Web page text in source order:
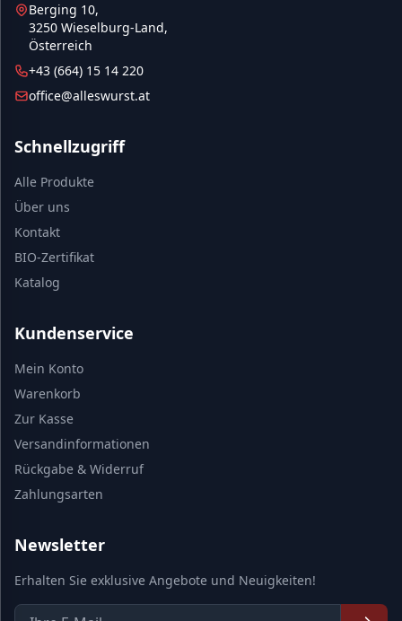
Berging 10,
3250 Wieselburg-Land,
Österreich
+43 (664) 15 14 220
office@alleswurst.at
Schnellzugriff
Alle Produkte
Über uns
Kontakt
BIO-Zertifikat
Katalog
Kundenservice
Mein Konto
Warenkorb
Zur Kasse
Versandinformationen
Rückgabe & Widerruf
Zahlungsarten
Newsletter
Erhalten Sie exklusive Angebote und Neuigkeiten!